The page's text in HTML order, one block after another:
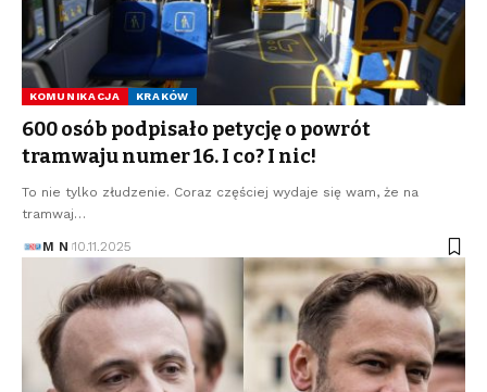
KOMUNIKACJA KRAKÓW
600 osób podpisało petycję o powrót
tramwaju numer 16. I co? I nic!
To nie tylko złudzenie. Coraz częściej wydaje się wam, że na
tramwaj…
M N 10.11.2025